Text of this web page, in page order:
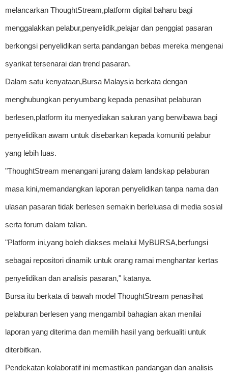
melancarkan ThoughtStream,platform digital baharu bagi
menggalakkan pelabur,penyelidik,pelajar dan penggiat pasaran
berkongsi penyelidikan serta pandangan bebas mereka mengenai
syarikat tersenarai dan trend pasaran.
Dalam satu kenyataan,Bursa Malaysia berkata dengan
menghubungkan penyumbang kepada penasihat pelaburan
berlesen,platform itu menyediakan saluran yang berwibawa bagi
penyelidikan awam untuk disebarkan kepada komuniti pelabur
yang lebih luas.
"ThoughtStream menangani jurang dalam landskap pelaburan
masa kini,memandangkan laporan penyelidikan tanpa nama dan
ulasan pasaran tidak berlesen semakin berleluasa di media sosial
serta forum dalam talian.
"Platform ini,yang boleh diakses melalui MyBURSA,berfungsi
sebagai repositori dinamik untuk orang ramai menghantar kertas
penyelidikan dan analisis pasaran," katanya.
Bursa itu berkata di bawah model ThoughtStream penasihat
pelaburan berlesen yang mengambil bahagian akan menilai
laporan yang diterima dan memilih hasil yang berkualiti untuk
diterbitkan.
Pendekatan kolaboratif ini memastikan pandangan dan analisis